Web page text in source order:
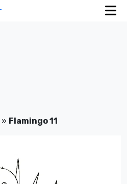
» Flamingo 11